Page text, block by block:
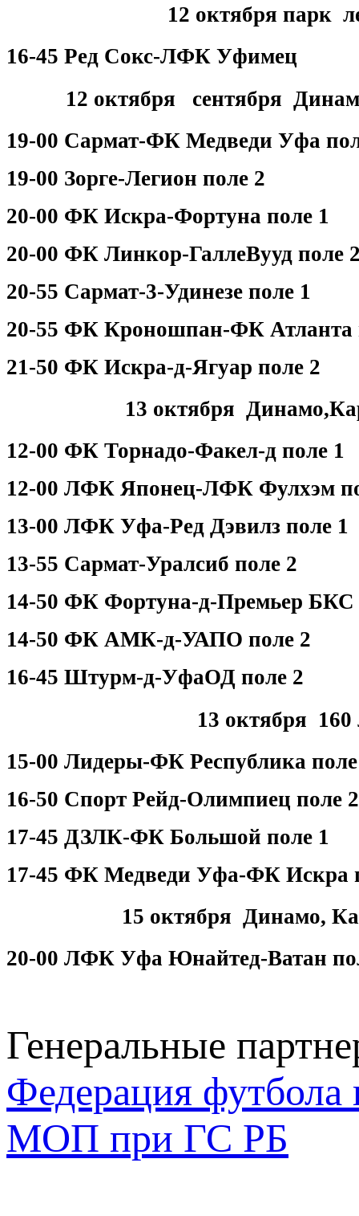
12 октября парк
16-45 Ред Сокс-ЛФК Уфимец
12 октября сентября
19-00 Сармат-ФК Медведи Уфа
19-00 Зорге-Легион поле 2
20-00 ФК Искра-Фортуна поле 1
20-00 ФК Линкор-ГаллеВууд поле
20-55 Сармат-3-Удинезе поле 1
20-55 ФК Кроношпан-ФК Атланта
21-50 ФК Искра-д-Ягуар поле 2
13 октября
12-00 ФК Торнадо-Факел-д поле 1
12-00 ЛФК Японец-ЛФК Фулхэм
13-00 ЛФК Уфа-Ред Дэвилз поле 1
13-55 Сармат-Уралсиб поле 2
14-50 ФК Фортуна-д-Премьер БКС
14-50 ФК АМК-д-УАПО поле 2
16-45 Штурм-д-УфаОД поле 2
13 октября 160
15-00 Лидеры-ФК Республика
16-50 Спорт Рейд-Олимпиец поле 2
17-45 ДЗЛК-ФК Большой поле 1
17-45 ФК Медведи Уфа-ФК Искра
15 октября Динамо,
20-00 ЛФК Уфа Юнайтед-Ватан
Генеральные
Федерация
МОП при ГС РБ